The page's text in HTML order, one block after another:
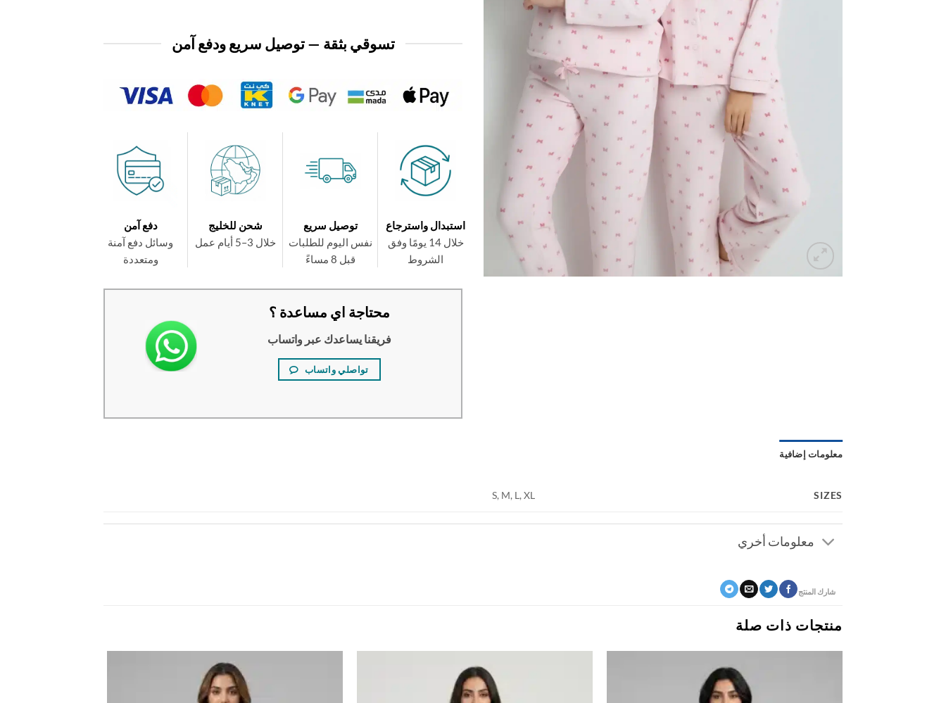
تسوقي بثقة — توصيل سريع ودفع آمن
استبدال واسترجاع
خلال 14 يومًا وفق
الشروط
توصيل سريع
نفس اليوم للطلبات
قبل 8 مساءً
شحن للخليج
خلال 3–5 أيام عمل
دفع آمن
وسائل دفع آمنة
ومتعددة
محتاجة اي مساعدة ؟
فريقنا يساعدك عبر واتساب
تواصلي واتساب
معلومات إضافية
SIZES
S, M, L, XL
معلومات أخري
شارك المنتج
منتجات ذات صلة